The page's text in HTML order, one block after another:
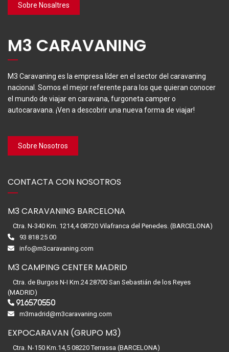
Sobre Nosaltres
M3 CARAVANING
M3 Caravaning es la empresa líder en el sector del caravaning
nacional. Somos el mejor referente para los que quieran conocer
el mundo de viajar en caravana, furgoneta camper o
autocaravana. ¡Ven a descobrir una nueva forma de viajar!
Sobre Nosotros
CONTACTA CON NOSOTROS
M3 CARAVANING BARCELONA
Ctra. N-340 Km. 1214,4 08720 Vilafranca del Penedes. (BARCELONA)
93 818 25 00
info@m3caravaning.com
M3 CAMPING CENTER MADRID
Ctra. de Burgos N-I Km.24 28700 San Sebastián de los Reyes
(MADRID)
916570550
m3madrid@m3caravaning.com
EXPOCARAVAN (GRUPO M3)
Ctra. N-150 Km.14,5 08220 Terrassa (BARCELONA)